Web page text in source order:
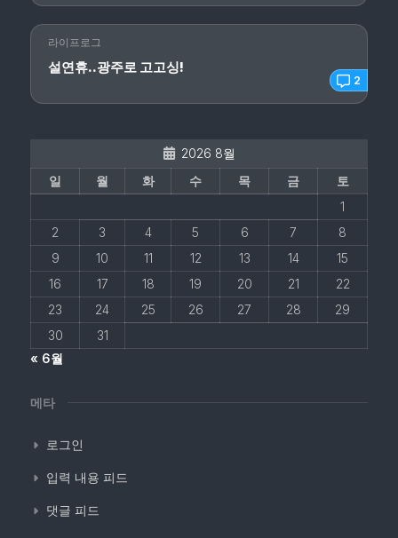
2
라이프로그
설연휴..광주로 고고싱!
2026 8월
일
월 화 수 목 금
토
1
2
3 4 5 6 7
8
9
10 11 12 13 14
15
16
17 18 19 20 21
22
23
24 25 26 27 28
29
30
31
« 6월
메타
로그인
입력 내용 피드
댓글 피드